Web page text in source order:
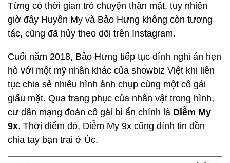
Từng có thời gian trò chuyện thân mật, tuy nhiên
giờ đây Huyền My và Bảo Hưng không còn tương
tác, cũng đã hủy theo dõi trên Instagram.
Cuối năm 2018, Bảo Hưng tiếp tục dính nghi án hẹn
hò với một mỹ nhân khác của showbiz Việt khi liên
tục chia sẻ nhiều hình ảnh chụp cùng một cô gái
giấu mặt. Qua trang phục của nhân vật trong hình,
cư dân mạng đoán cô gái bí ẩn chính là Diễm My
9x. Thời điểm đó, Diễm My 9x cũng dính tin đồn
chia tay bạn trai ở Úc.